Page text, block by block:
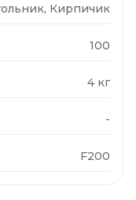
Кирпичик
100
4 кг
-
F200